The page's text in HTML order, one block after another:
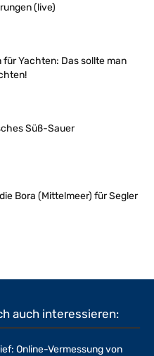
(live)
für Yachten: Das sollte man
Süß-Sauer
Bora (Mittelmeer) für Segler
auch interessieren:
Online-Vermessung von